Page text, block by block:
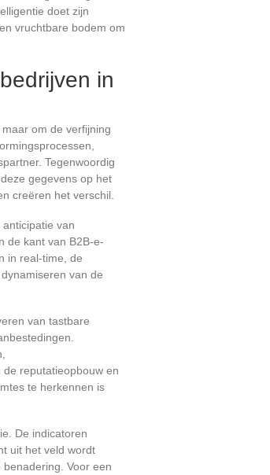
doet zijn
vruchtbare bodem om
in
om de verfijning
Tegenwoordig
gegevens op het
creëren het verschil.
van
de kant van B2B-e-
in real-time, de
van de
van tastbare
reputatieopbouw en
te herkennen is
De indicatoren
uit het veld wordt
Voor een